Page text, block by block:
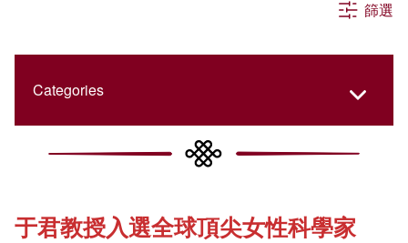
社交媒體專欄
《新亞簡訊》
《新亞書院概覽》
篩選
Categories
College Updates
Cultural Topics
于君教授入選全球頂尖女性科學家